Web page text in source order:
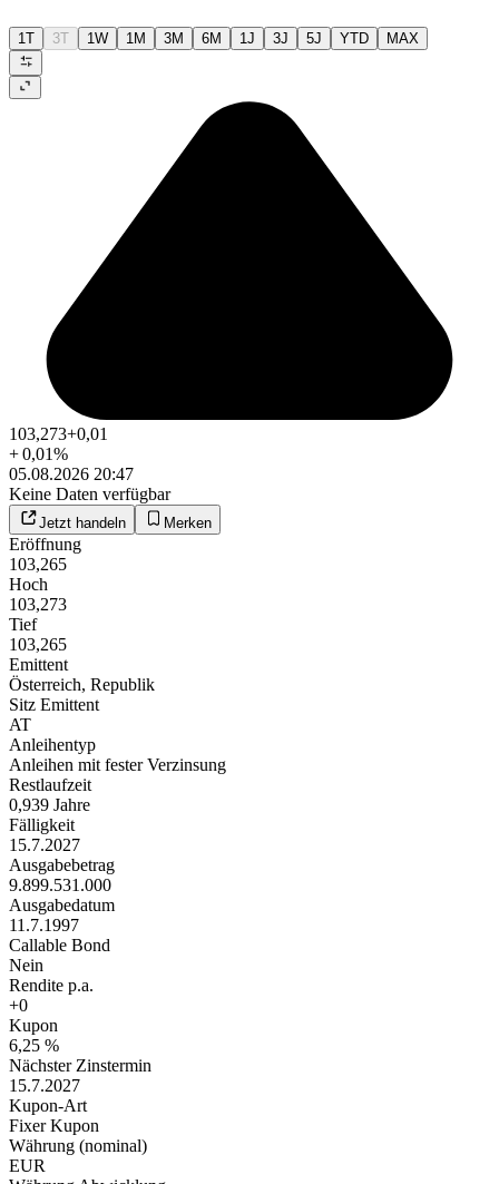
1T 3T 1W 1M 3M 6M 1J 3J 5J YTD MAX
103,273+0,01
+0,01%
05.08.2026 20:47
Keine Daten verfügbar
Jetzt handeln Merken
Eröffnung
103,265
Hoch
103,273
Tief
103,265
Emittent
Österreich, Republik
Sitz Emittent
AT
Anleihentyp
Anleihen mit fester Verzinsung
Restlaufzeit
0,939 Jahre
Fälligkeit
15.7.2027
Ausgabebetrag
9.899.531.000
Ausgabedatum
11.7.1997
Callable Bond
Nein
Rendite p.a.
+0
Kupon
6,25 %
Nächster Zinstermin
15.7.2027
Kupon-Art
Fixer Kupon
Währung (nominal)
EUR